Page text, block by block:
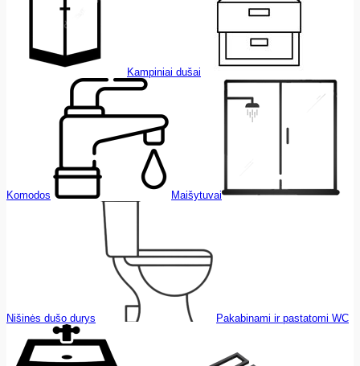
Kampiniai dušai
Komodos Maišytuvai
Nišinės dušo durys Pakabinami ir pastatomi WC